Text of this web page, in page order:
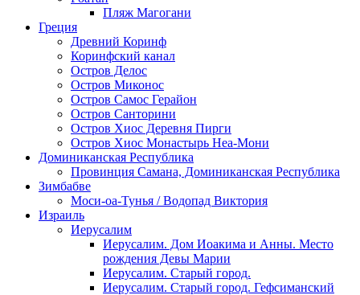
Пляж Магогани
Греция
Древний Коринф
Коринфский канал
Остров Делос
Остров Миконос
Остров Самос Герайон
Остров Санторини
Остров Хиос Деревня Пирги
Остров Хиос Монастырь Неа-Мони
Доминиканская Республика
Провинция Самана, Доминиканская Республика
Зимбабве
Моси-оа-Тунья / Водопад Виктория
Израиль
Иерусалим
Иерусалим. Дом Иоакима и Анны. Место
рождения Девы Марии
Иерусалим. Старый город.
Иерусалим. Старый город. Гефсиманский